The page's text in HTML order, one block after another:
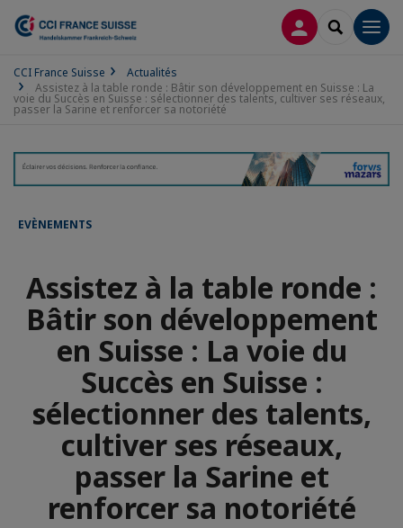
CONNEXION
CCI France Suisse
Actualités
Assistez à la table ronde : Bâtir son développement en Suisse : La
voie du Succès en Suisse : sélectionner des talents, cultiver ses réseaux,
passer la Sarine et renforcer sa notoriété
EVÈNEMENTS
Assistez à la table ronde :
Bâtir son développement
en Suisse : La voie du
Succès en Suisse :
sélectionner des talents,
cultiver ses réseaux,
passer la Sarine et
renforcer sa notoriété